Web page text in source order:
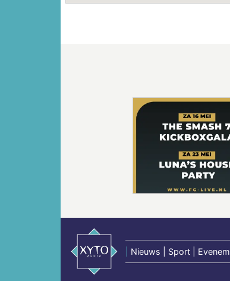
Nieuws | Sport |